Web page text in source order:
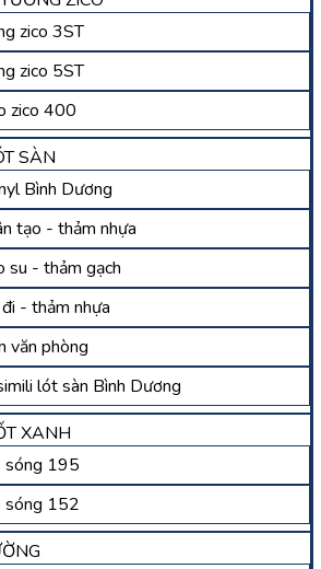
zico 3ST
zico 5ST
zico 400
SÀN
Bình Dương
tạo - thảm nhựa
su - thảm gạch
- thảm nhựa
văn phòng
lót sàn Bình Dương
XANH
sóng 195
sóng 152